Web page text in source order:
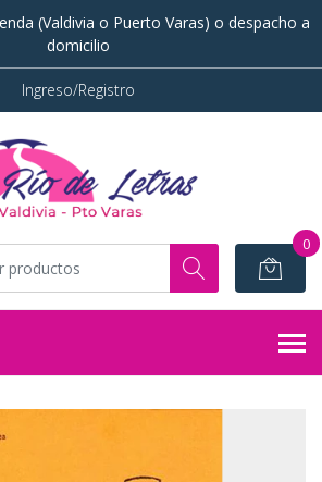
(Valdivia o Puerto Varas) o despacho a
domicilio
Ingreso/Registro
0